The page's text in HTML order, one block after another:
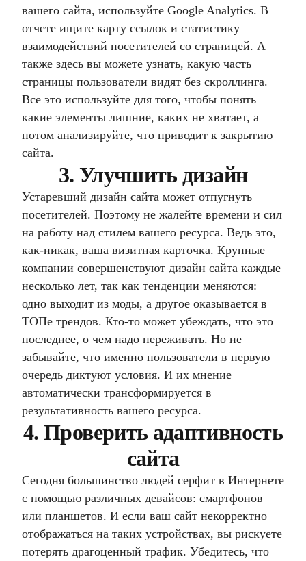
вашего сайта, используйте Google Analytics. В
отчете ищите карту ссылок и статистику
взаимодействий посетителей со страницей. А
также здесь вы можете узнать, какую часть
страницы пользователи видят без скроллинга.
Все это используйте для того, чтобы понять
какие элементы лишние, каких не хватает, а
потом анализируйте, что приводит к закрытию
сайта.
3. Улучшить дизайн
Устаревший дизайн сайта может отпугнуть
посетителей. Поэтому не жалейте времени и сил
на работу над стилем вашего ресурса. Ведь это,
как-никак, ваша визитная карточка. Крупные
компании совершенствуют дизайн сайта каждые
несколько лет, так как тенденции меняются:
одно выходит из моды, а другое оказывается в
ТОПе трендов. Кто-то может убеждать, что это
последнее, о чем надо переживать. Но не
забывайте, что именно пользователи в первую
очередь диктуют условия. И их мнение
автоматически трансформируется в
результативность вашего ресурса.
4. Проверить адаптивность
сайта
Сегодня большинство людей серфит в Интернете
с помощью различных девайсов: смартфонов
или планшетов. И если ваш сайт некорректно
отображаться на таких устройствах, вы рискуете
потерять драгоценный трафик. Убедитесь, что